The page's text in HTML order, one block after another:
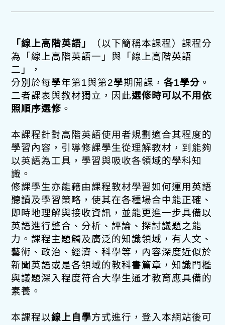
「線上高階英語」
（以下簡稱本課程）課程分
為「線上高階英語一」與「線上高階英語
二」，
分別於每學年第1與第2學期開課，各1學分 。
二者課表與教材獨立，因此選修時可以不用依
照順序選修 。
本課程針對高階英語使用者規劃適合其程度的
學習內容，引導修課學生從理解教材，到能夠
以英語為工具，學習與吸收各領域的學科知
識。
修課學生亦能藉由課程教材學習如何運用英語
聽讀及學習策略，使其在各種場合中能正確、
即時地理解與接收資訊，並能更進一步具備以
英語進行整合、分析、評論、探討議題之能
力。課程主題觸及廣泛的知識領域，有人文、
藝術、政治、經濟、科學等，內容深度近似於
新聞英語或是各領域的教科書篇章，知識門檻
與議題深入程度符合大學生通才教育應具備的
素養。
本課程以線上自學方式進行，登入本網站後可